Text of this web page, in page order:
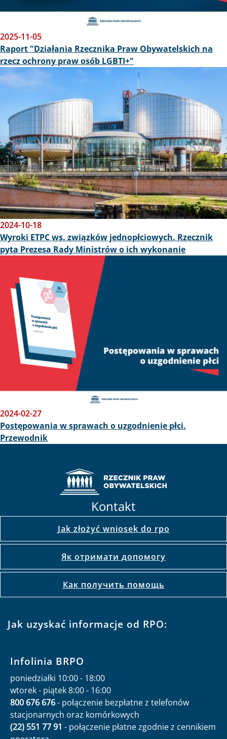
2025-11-05
Raport "Działania Rzecznika Praw Obywatelskich na
rzecz ochrony praw osób LGBTI+"
Obraz
2024-10-18
Wyroki ETPC ws. związków jednopłciowych. Rzecznik
pyta Prezesa Rady Ministrów o ich wykonanie
2024-02-27
Postępowania w sprawach o uzgodnienie płci.
Przewodnik
Kontakt
Jak złożyć wniosek do rpo
Як отримати допомогу
Как получить помощь
Jak uzyskać informacje od RPO:
Infolinia BRPO
poniedziałki 10:00 - 18:00
wtorek - piątek 8:00 - 16:00
800 676 676- połączenie bezpłatne z telefonów
stacjonarnych oraz komórkowych
(22) 551 77 91 - połączenie płatne zgodnie z cennikiem